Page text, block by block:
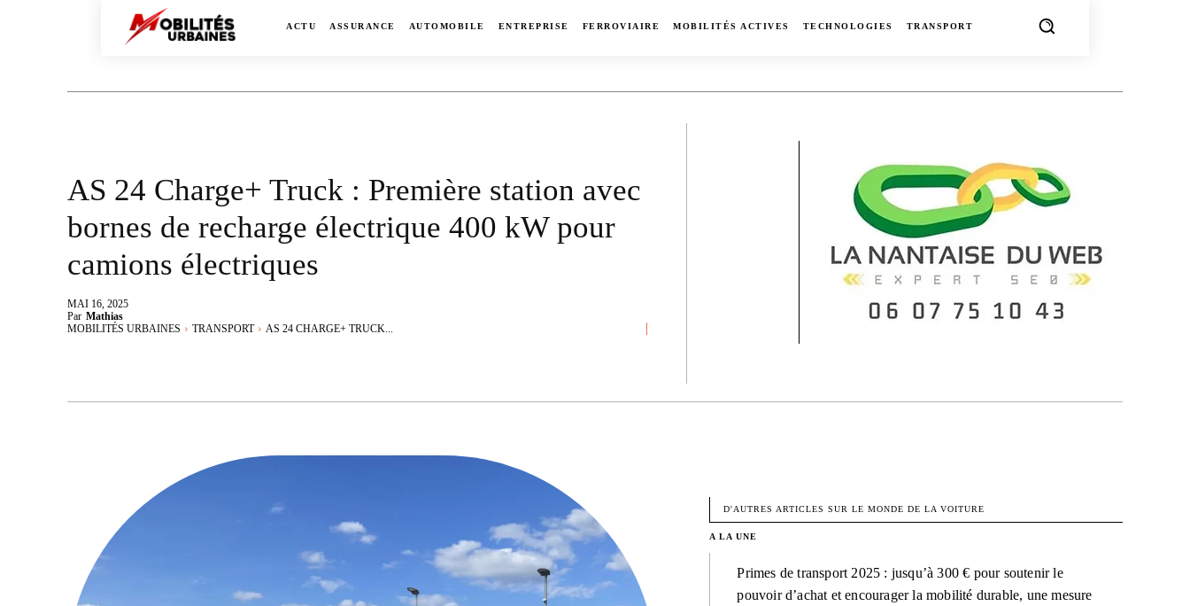
ACTU ASSURANCE AUTOMOBILE ENTREPRISE FERROVIAIRE MOBILITÉS ACTIVES TECHNOLOGIES TRANSPORT
AS 24 Charge+ Truck : Première station avec
bornes de recharge électrique 400 kW pour
camions électriques
MAI 16, 2025
Par Mathias
MOBILITÉS URBAINES
TRANSPORT AS 24 CHARGE+ TRUCK...
D'AUTRES ARTICLES SUR LE MONDE DE LA VOITURE
A LA UNE
Primes de transport 2025 : jusqu’à 300 € pour soutenir le
pouvoir d’achat et encourager la mobilité durable, une mesure